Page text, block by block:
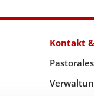
Kontakt